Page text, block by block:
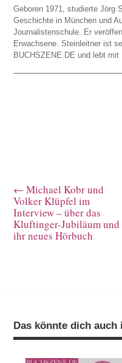
Geboren 1971, studierte Jörg
Geschichte in München und
Journalistenschule. Er
Erwachsene. Steinleitner ist
BUCHSZENE.DE und lebt
←Michael Kobr und
Volker Klüpfel im
Interview – über das
Kluftinger-Jubiläum und
ihr neues Hörbuch
Das könnte dich auch